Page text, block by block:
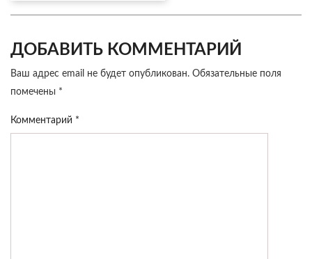
ДОБАВИТЬ КОММЕНТАРИЙ
Ваш адрес email не будет опубликован. Обязательные поля
помечены *
Комментарий *